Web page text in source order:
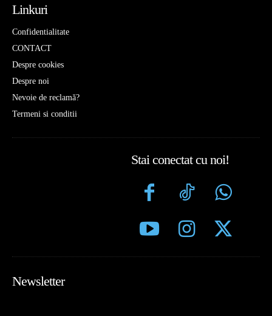
Linkuri
Confidentialitate
CONTACT
Despre cookies
Despre noi
Nevoie de reclamă?
Termeni si conditii
Stai conectat cu noi!
Newsletter